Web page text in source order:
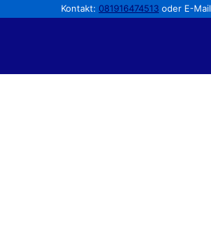
Kontakt: 081916474513 oder E-Mail
springen